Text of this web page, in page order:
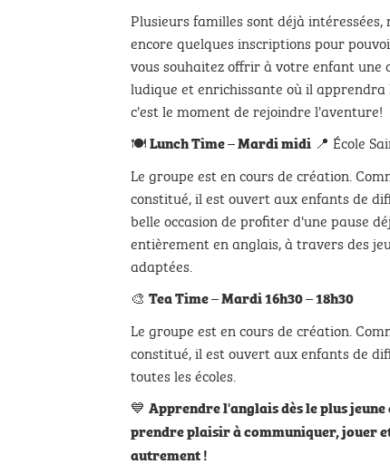
Plusieurs familles sont déjà
encore quelques inscriptions pour
vous souhaitez offrir à votre enfant une
ludique et enrichissante où il
c'est le moment de rejoindre l'aventure!
🍽️Lunch Time – Mardi midi 📍 École
Le groupe est en cours de création.
constitué, il est ouvert aux enfants de
belle occasion de profiter d'une pause
entièrement en anglais, à travers des
adaptées.
🎨 Tea Time – Mardi 16h30 – 18h30
Le groupe est en cours de création.
constitué, il est ouvert aux enfants de
toutes les écoles.
💙 Apprendre l'anglais dès le plus
prendre plaisir à communiquer, jouer
autrement !